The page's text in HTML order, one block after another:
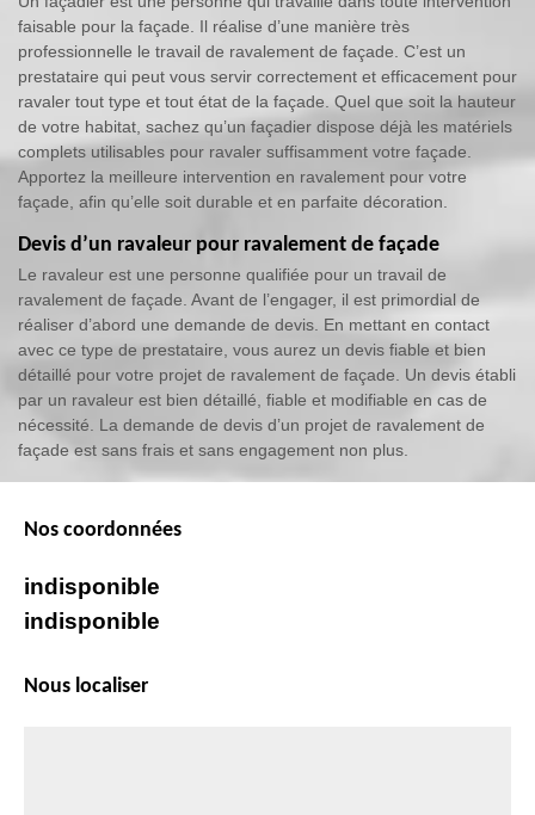
faisable pour la façade. Il réalise d’une manière très
professionnelle le travail de ravalement de façade. C’est un
prestataire qui peut vous servir correctement et efficacement pour
ravaler tout type et tout état de la façade. Quel que soit la hauteur
de votre habitat, sachez qu’un façadier dispose déjà les matériels
complets utilisables pour ravaler suffisamment votre façade.
Apportez la meilleure intervention en ravalement pour votre
façade, afin qu’elle soit durable et en parfaite décoration.
Devis d’un ravaleur pour ravalement de façade
Le ravaleur est une personne qualifiée pour un travail de
ravalement de façade. Avant de l’engager, il est primordial de
réaliser d’abord une demande de devis. En mettant en contact
avec ce type de prestataire, vous aurez un devis fiable et bien
détaillé pour votre projet de ravalement de façade. Un devis établi
par un ravaleur est bien détaillé, fiable et modifiable en cas de
nécessité. La demande de devis d’un projet de ravalement de
façade est sans frais et sans engagement non plus.
Nos coordonnées
indisponible
indisponible
Nous localiser